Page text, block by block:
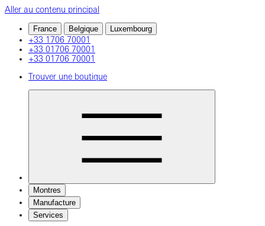
Aller au contenu principal
France Belgique Luxembourg
+33 1706 70001
+33 01706 70001
+33 01706 70001
Trouver une boutique
Montres
Manufacture
Services